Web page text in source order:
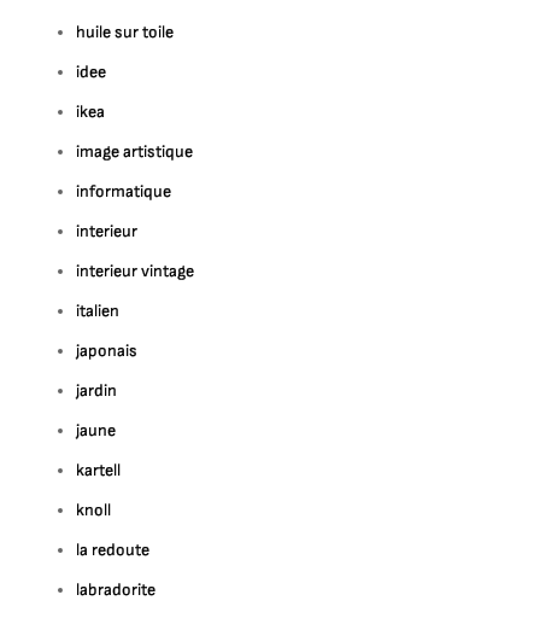
huile sur toile
idee
ikea
image artistique
informatique
interieur
interieur vintage
italien
japonais
jardin
jaune
kartell
knoll
la redoute
labradorite